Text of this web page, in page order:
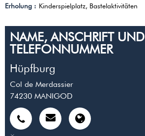
Erholung : Kinderspielplatz Bastelaktivitäten
NAME, ANSCHRIFT UND
TELEFONNUMMER
Hüpfburg
Col de Merdassier
74230 MANIGOD